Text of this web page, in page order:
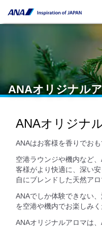
ANAオリジナル
ANAオリジナ
ANAはお客様を香りでおも
空港ラウンジや機内など
客様がより快適に、深い
自にブレンドした天然ア
ANAでしか体験できない
を空港や機内でお楽しみく
ANAオリジナルアロマは